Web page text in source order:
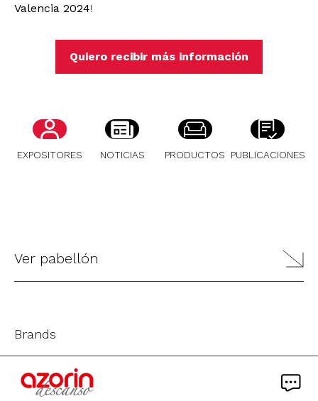
Valencia 2024!
Quiero recibir más información
EXPOSITORES NOTICIAS PRODUCTOS PUBLICACIONES
Ver pabellón
Brands